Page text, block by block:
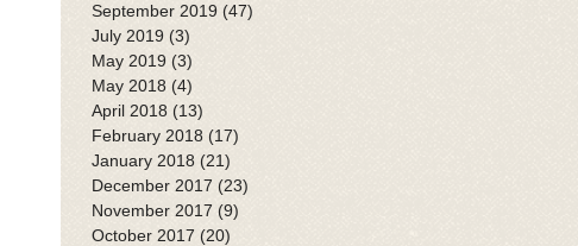
September 2019 (47)
July 2019 (3)
May 2019 (3)
May 2018 (4)
April 2018 (13)
February 2018 (17)
January 2018 (21)
December 2017 (23)
November 2017 (9)
October 2017 (20)